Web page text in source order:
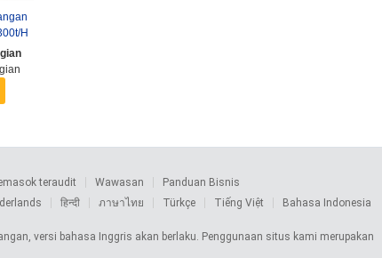
H
teraudit Wawasan
Panduan Bisnis
हिन्दी ภาษาไทย Türkçe Tiếng Việt Bahasa Indonesia
versi bahasa Inggris akan berlaku. Penggunaan situs kami merupakan